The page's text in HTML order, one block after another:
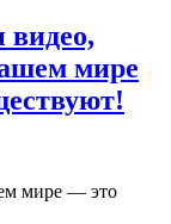
видео,
мире
мире — это